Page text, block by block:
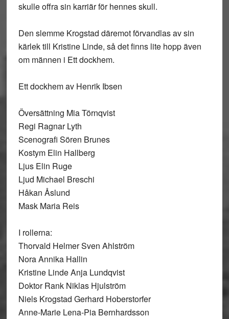
skulle offra sin karriär för hennes skull.
Den slemme Krogstad däremot förvandlas av sin
kärlek till Kristine Linde, så det finns lite hopp även
om männen i Ett dockhem.
Ett dockhem av Henrik Ibsen
Översättning Mia Törnqvist
Regi Ragnar Lyth
Scenografi Sören Brunes
Kostym Elin Hallberg
Ljus Elin Ruge
Ljud Michael Breschi
Håkan Åslund
Mask Maria Reis
I rollerna:
Thorvald Helmer Sven Ahlström
Nora Annika Hallin
Kristine Linde Anja Lundqvist
Doktor Rank Niklas Hjulström
Niels Krogstad Gerhard Hoberstorfer
Anne-Marie Lena-Pia Bernhardsson